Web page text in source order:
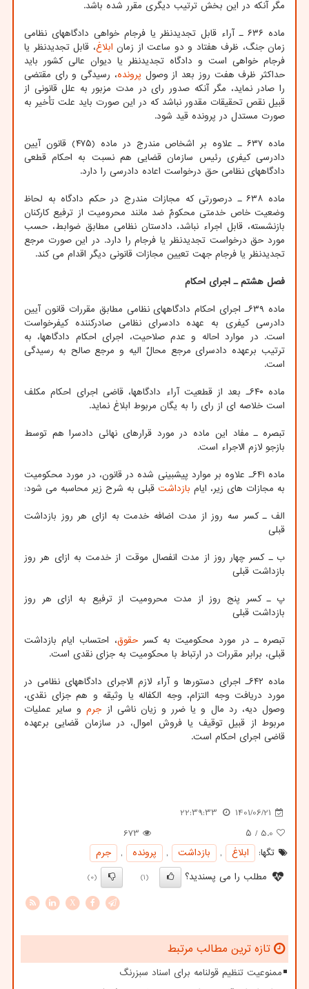
مگر آنکه در این بخش ترتیب دیگری مقرر شده باشد.
ماده ۶۳۶ ـ آراء قابل تجدیدنظر یا فرجام خواهی دادگاههای نظامی
زمان جنگ، ظرف هفتاد و دو ساعت از زمان ابلاغ، قابل تجدیدنظر یا
فرجام خواهی است و دادگاه تجدیدنظر یا دیوان عالی کشور باید
حداکثر ظرف هفت روز بعد از وصول پرونده، رسیدگی و رای مقتضی
را صادر نماید، مگر آنکه صدور رای در مدت مزبور به علل قانونی از
قبیل نقص تحقیقات مقدور نباشد که در این صورت باید علت تأخیر به
صورت مستدل در پرونده قید شود.
ماده ۶۳۷ ـ علاوه بر اشخاص مندرج در ماده (۴۷۵) قانون آیین
دادرسی کیفری رئیس سازمان قضایی هم نسبت به احکام قطعی
دادگاههای نظامی حق درخواست اعاده دادرسی را دارد.
ماده ۶۳۸ ـ درصورتی که مجازات مندرج در حکم دادگاه به لحاظ
وضعیت خاص خدمتی محکومٌ ضد مانند محرومیت از ترفیع کارکنان
بازنشسته، قابل اجراء نباشد، دادستان نظامی مطابق ضوابط، حسب
مورد حق درخواست تجدیدنظر یا فرجام را دارد. در این صورت مرجع
تجدیدنظر یا فرجام جهت تعیین مجازات قانونی دیگر اقدام می کند.
فصل هشتم ـ اجرای احکام
ماده ۶۳۹ـ اجرای احکام دادگاههای نظامی مطابق مقررات قانون آیین
دادرسی کیفری به عهده دادسرای نظامی صادرکننده کیفرخواست
است. در موارد احاله و عدم صلاحیت، اجرای احکام دادگاهها، به
ترتیب برعهده دادسرای مرجع محالٌ الیه و مرجع صالح به رسیدگی
است.
ماده ۶۴۰ـ بعد از قطعیت آراء دادگاهها، قاضی اجرای احکام مکلف
است خلاصه ای از رای را به یگان مربوط ابلاغ نماید.
تبصره ـ مفاد این ماده در مورد قرارهای نهائی دادسرا هم توسط
بازجو لازم الاجراء است.
ماده ۶۴۱ـ علاوه بر موارد پیشبینی شده در قانون، در مورد محکومیت
به مجازات های زیر، ایام بازداشت قبلی به شرح زیر محاسبه می شود:
الف ـ کسر سه روز از مدت اضافه خدمت به ازای هر روز بازداشت
قبلی
ب ـ کسر چهار روز از مدت انفصال موقت از خدمت به ازای هر روز
بازداشت قبلی
پ ـ کسر پنج روز از مدت محرومیت از ترفیع به ازای هر روز
بازداشت قبلی
تبصره ـ در مورد محکومیت به کسرحقوق، احتساب ایام بازداشت
قبلی، برابر مقررات در ارتباط با محکومیت به جزای نقدی است.
ماده ۶۴۲ـ اجرای دستورها و آراء لازم الاجرای دادگاههای نظامی در
مورد دریافت وجه التزام، وجه الکفاله یا وثیقه و هم جزای نقدی،
وصول دیه، رد مال و یا ضرر و زیان ناشی از جرمو سایر عملیات
مربوط از قبیل توقیف یا فروش اموال، در سازمان قضایی برعهده
قاضی اجرای احکام است.
1401/06/21
22:39:33
5.0 / ۵
673
تگها:
ابلاغ , بازداشت , پرونده ,
جرم
مطلب را می پسندید؟
(1)
(0)
X
تازه ترین مطالب مرتبط
ممنوعیت تنظیم قولنامه برای اسناد سبزرنگ